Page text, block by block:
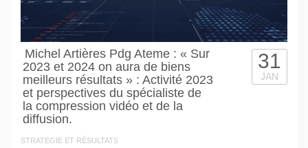
Michel Artières Pdg Ateme : « Sur
2023 et 2024 on aura de biens
meilleurs résultats » : Activité 2023
et perspectives du spécialiste de
la compression vidéo et de la
diffusion.
STRATEGIE ET RÉSULTATS
31
JAN